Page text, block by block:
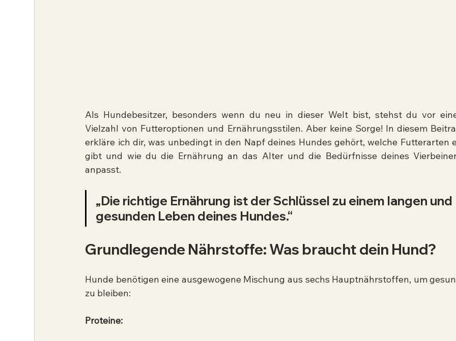
Als Hundebesitzer, besonders wenn du neu in dieser Welt bist, stehst du vor
Vielzahl von Futteroptionen und Ernährungsstilen. Aber keine Sorge! In diesem
erkläre ich dir, was unbedingt in den Napf deines Hundes gehört, welche Futterarten
gibt und wie du die Ernährung an das Alter und die Bedürfnisse deines
anpasst.
„Die richtige Ernährung ist der Schlüssel zu einem langen und
gesunden Leben deines Hundes.“
Grundlegende Nährstoffe: Was braucht dein Hund?
Hunde benötigen eine ausgewogene Mischung aus sechs Hauptnährstoffen, um
zu bleiben:
Proteine: